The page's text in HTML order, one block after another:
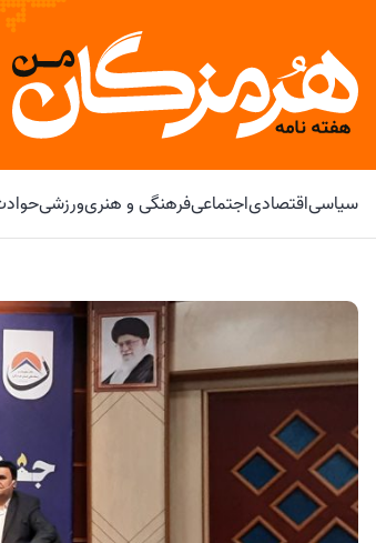
سیاسیاقتصادیاجتماعیفرهنگی و هنریورزشی